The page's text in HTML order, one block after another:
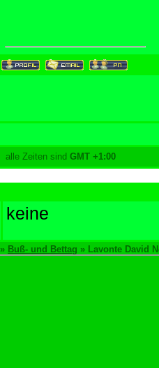
alle Zeiten sind GMT +1:00
keine
» Buß- und Bettag » Lavonte David